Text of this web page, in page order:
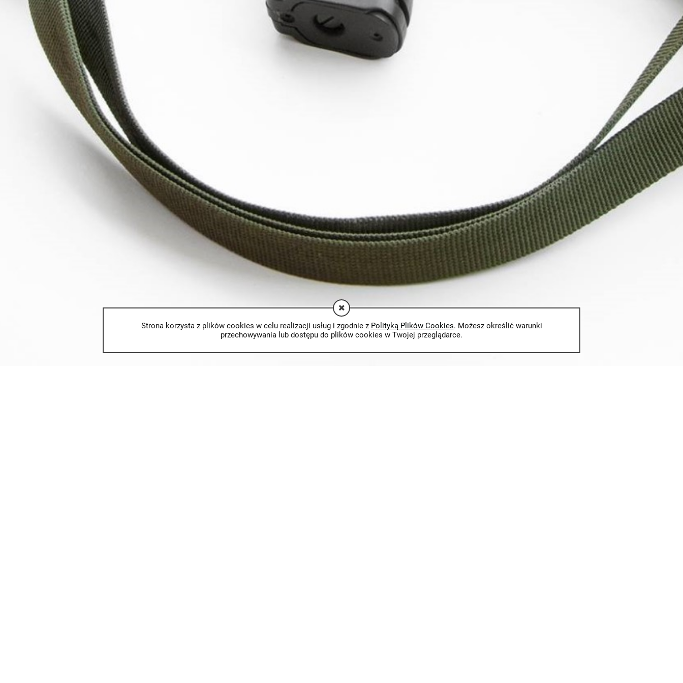
Strona korzysta z plików cookies w celu realizacji usług i zgodnie z Polityką Plików Cookies. Możesz określić warunki
przechowywania lub dostępu do plików cookies w Twojej przeglądarce.